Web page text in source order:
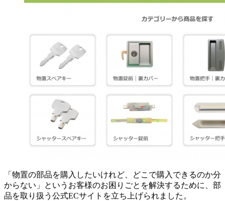
「物置の部品を購入したいけれど、どこで購入できるのか分
からない」というお客様のお困りごとを解決するために、部
品を取り扱う公式ECサイトを立ち上げられました。